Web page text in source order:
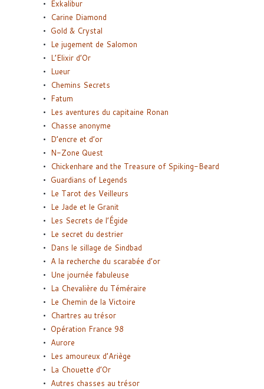
Exkalibur
Carine Diamond
Gold & Crystal
Le jugement de Salomon
L’Elixir d’Or
Lueur
Chemins Secrets
Fatum
Les aventures du capitaine Ronan
Chasse anonyme
D’encre et d’or
N-Zone Quest
Chickenhare and the Treasure of Spiking-Beard
Guardians of Legends
Le Tarot des Veilleurs
Le Jade et le Granit
Les Secrets de l’Égide
Le secret du destrier
Dans le sillage de Sindbad
A la recherche du scarabée d’or
Une journée fabuleuse
La Chevalière du Téméraire
Le Chemin de la Victoire
Chartres au trésor
Opération France 98
Aurore
Les amoureux d’Ariège
La Chouette d’Or
Autres chasses au trésor